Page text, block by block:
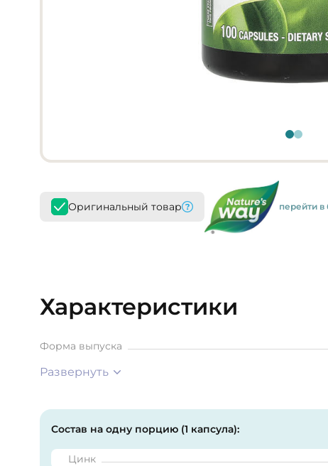
Оригинальный товар перейти в
Характеристики
Форма выпуска
Развернуть
Состав на одну порцию (1 капсула):
Цинк